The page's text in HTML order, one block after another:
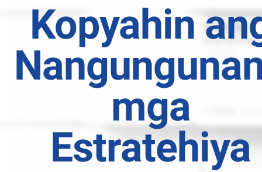
Kopyahin
mga
Estratehiya